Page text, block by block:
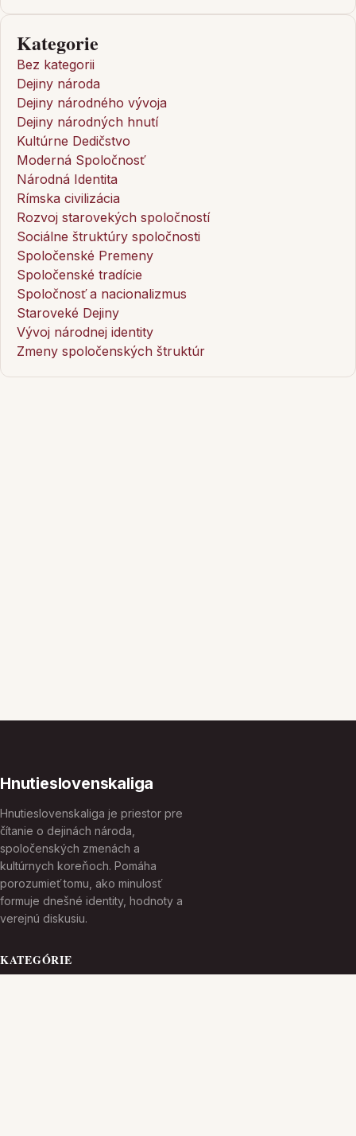
Kategorie
Bez kategorii
Dejiny národa
Dejiny národného vývoja
Dejiny národných hnutí
Kultúrne Dedičstvo
Moderná Spoločnosť
Národná Identita
Rímska civilizácia
Rozvoj starovekých spoločností
Sociálne štruktúry spoločnosti
Spoločenské Premeny
Spoločenské tradície
Spoločnosť a nacionalizmus
Staroveké Dejiny
Vývoj národnej identity
Zmeny spoločenských štruktúr
Hnutieslovenskaliga
Hnutieslovenskaliga je priestor pre
čítanie o dejinách národa,
spoločenských zmenách a
kultúrnych koreňoch. Pomáha
porozumieť tomu, ako minulosť
formuje dnešné identity, hodnoty a
verejnú diskusiu.
KATEGÓRIE